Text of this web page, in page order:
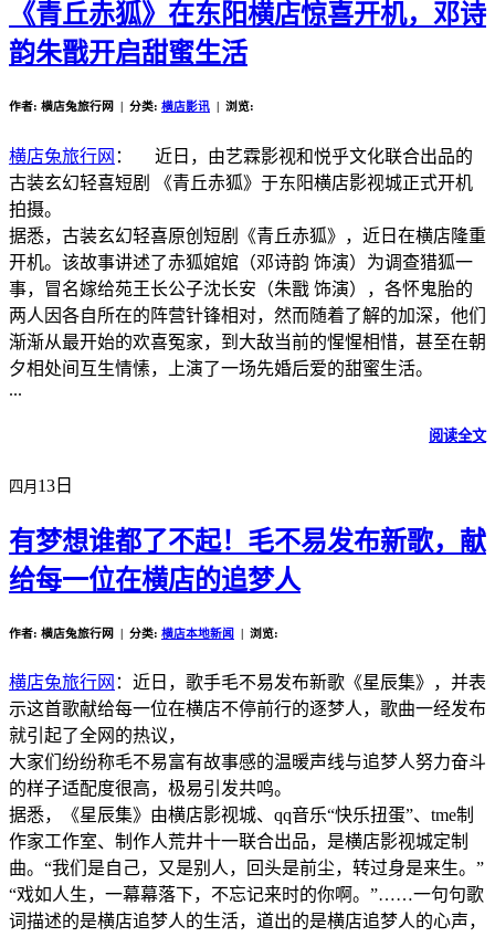
《青丘赤狐》在东阳横店惊喜开机，邓诗
韵朱戬开启甜蜜生活
作者: 横店兔旅行网 | 分类: 横店影讯 | 浏览:
横店兔旅行网 ： 近日，由艺霖影视和悦乎文化联合出品的
古装玄幻轻喜短剧 《青丘赤狐》于东阳横店影视城正式开机
拍摄。
据悉，古装玄幻轻喜原创短剧《青丘赤狐》，近日在横店隆重
开机。该故事讲述了赤狐婠婠（邓诗韵 饰演）为调查猎狐一
事，冒名嫁给苑王长公子沈长安（朱戬 饰演），各怀鬼胎的
两人因各自所在的阵营针锋相对，然而随着了解的加深，他们
渐渐从最开始的欢喜冤家，到大敌当前的惺惺相惜，甚至在朝
夕相处间互生情愫，上演了一场先婚后爱的甜蜜生活。
...
阅读全文
四月 13日
有梦想谁都了不起！毛不易发布新歌，献
给每一位在横店的追梦人
作者: 横店兔旅行网 | 分类: 横店本地新闻 | 浏览:
横店兔旅行网 ：近日，歌手毛不易发布新歌《星辰集》，并表
示这首歌献给每一位在横店不停前行的逐梦人，歌曲一经发布
就引起了全网的热议，
大家们纷纷称毛不易富有故事感的温暖声线与追梦人努力奋斗
的样子适配度很高，极易引发共鸣。
据悉，《星辰集》由横店影视城、qq音乐“快乐扭蛋”、tme制
作家工作室、制作人荒井十一联合出品，是横店影视城定制
曲。“我们是自己，又是别人，回头是前尘，转过身是来生。”
“戏如人生，一幕幕落下，不忘记来时的你啊。”……一句句歌
词描述的是横店追梦人的生活，道出的是横店追梦人的心声，